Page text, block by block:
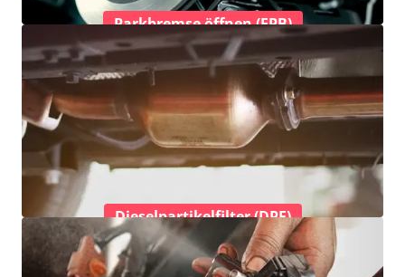
Parkbremse öffnen (EPB)
Dieselpartikelfilter (DPF)